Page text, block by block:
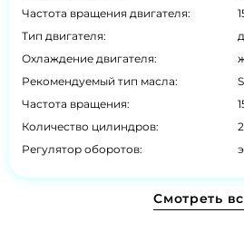
Частота вращения двигателя:
Тип двигателя:
Охлаждение двигателя:
Рекомендуемый тип масла:
Частота вращения:
Количество цилиндров:
2
Регулятор оборотов:
Смотреть